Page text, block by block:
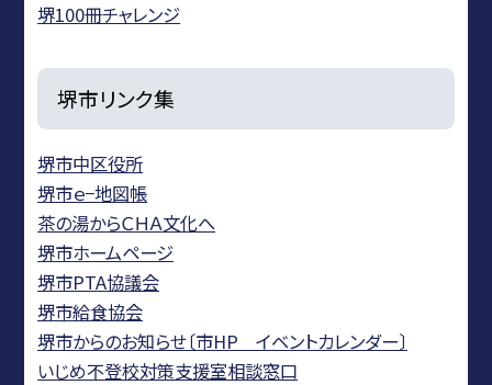
堺100冊チャレンジ
堺市リンク集
堺市中区役所
堺市ｅ−地図帳
茶の湯からＣＨＡ文化へ
堺市ホームページ
堺市PTA協議会
堺市給食協会
堺市からのお知らせ〔市HP イベントカレンダー〕
いじめ不登校対策支援室相談窓口